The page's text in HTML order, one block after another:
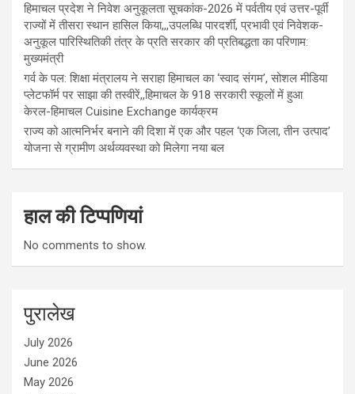
हिमाचल प्रदेश ने निवेश अनुकूलता सूचकांक-2026 में पर्वतीय एवं उत्तर-पूर्वी
राज्यों में तीसरा स्थान हासिल किया,,,उपलब्धि पारदर्शी, प्रभावी एवं निवेशक-
अनुकूल पारिस्थितिकी तंत्र के प्रति सरकार की प्रतिबद्धता का परिणाम:
मुख्यमंत्री
गर्व के पल: शिक्षा मंत्रालय ने सराहा हिमाचल का ‘स्वाद संगम’, सोशल मीडिया
प्लेटफॉर्म पर साझा की तस्वीरें,,हिमाचल के 918 सरकारी स्कूलों में हुआ
केरल-हिमाचल Cuisine Exchange कार्यक्रम
राज्य को आत्मनिर्भर बनाने की दिशा में एक और पहल ‘एक जिला, तीन उत्पाद’
योजना से ग्रामीण अर्थव्यवस्था को मिलेगा नया बल
हाल की टिप्पणियां
No comments to show.
पुरालेख
July 2026
June 2026
May 2026